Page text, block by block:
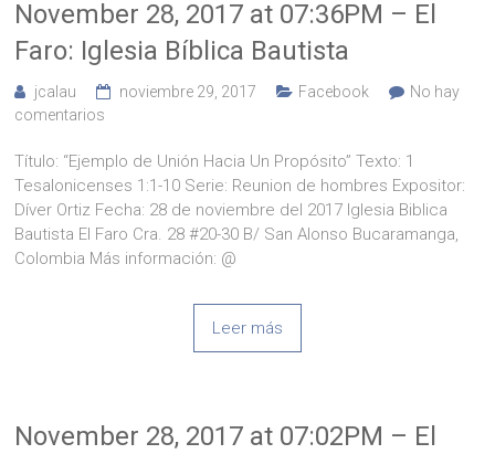
November 28, 2017 at 07:36PM – El
Faro: Iglesia Bíblica Bautista
jcalau noviembre 29, 2017 Facebook
No hay
comentarios
Título: “Ejemplo de Unión Hacia Un Propósito” Texto: 1
Tesalonicenses 1:1-10 Serie: Reunion de hombres Expositor:
Díver Ortiz Fecha: 28 de noviembre del 2017 Iglesia Biblica
Bautista El Faro Cra. 28 #20-30 B/ San Alonso Bucaramanga,
Colombia Más información: @
Leer más
November 28, 2017 at 07:02PM – El